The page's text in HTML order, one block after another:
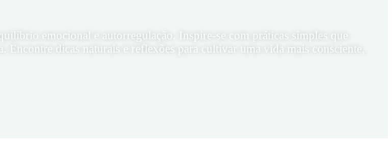
emocional e autorregulação. Inspire-se com práticas simples que
Encontre dicas naturais e reflexões para cultivar uma vida mais consciente,